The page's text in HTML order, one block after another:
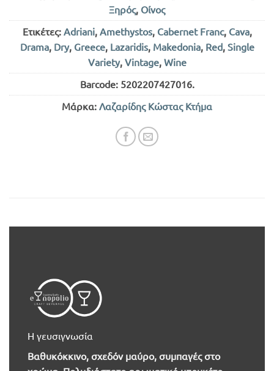
Ξηρός, Οίνος
Ετικέτες: Adriani, Amethystos, Cabernet Franc, Cava,
Drama, Dry, Greece, Lazaridis, Makedonia, Red, Single
Variety, Vintage, Wine
Barcode: 5202207427016.
Μάρκα: Λαζαρίδης Κώστας Κτήμα
Η γευσιγνωσία
Βαθυκόκκινο, σχεδόν μαύρο, συμπαγές στο